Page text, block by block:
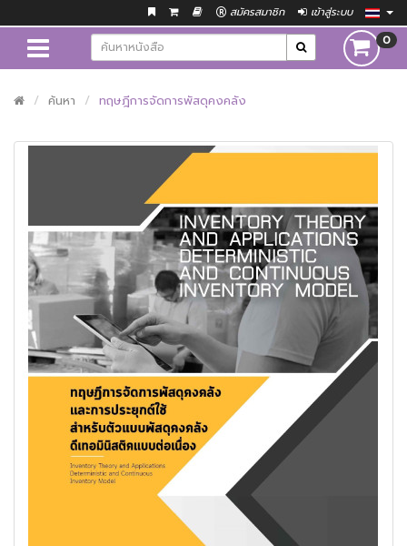
สมัครสมาชิก เข้าสู่ระบบ
0
ค้นหา ทฤษฎีการจัดการพัสดุคงคลัง